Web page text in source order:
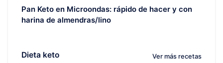
Pan Keto en Microondas: rápido de hacer y con
harina de almendras/lino
Dieta keto Ver más recetas